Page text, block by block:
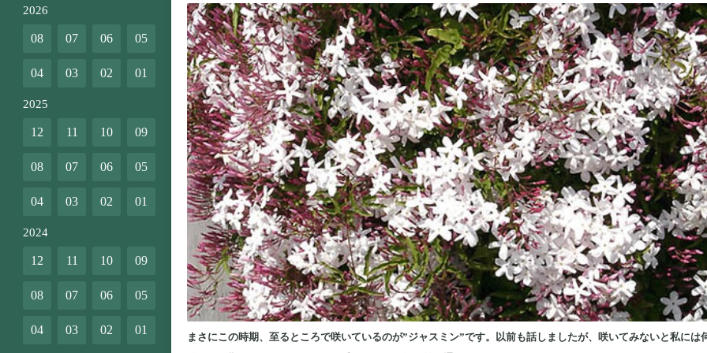
まさにこの時期、至るところで咲いているのが”ジャスミン”です。以前も話しましたが、咲いてみないと私には
2026
08 07 06 05
04 03 02 01
2025
12 11 10 09
08 07 06 05
04 03 02 01
2024
12 11 10 09
08 07 06 05
04 03 02 01